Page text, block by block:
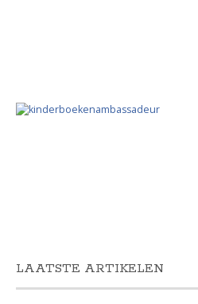
LAATSTE ARTIKELEN